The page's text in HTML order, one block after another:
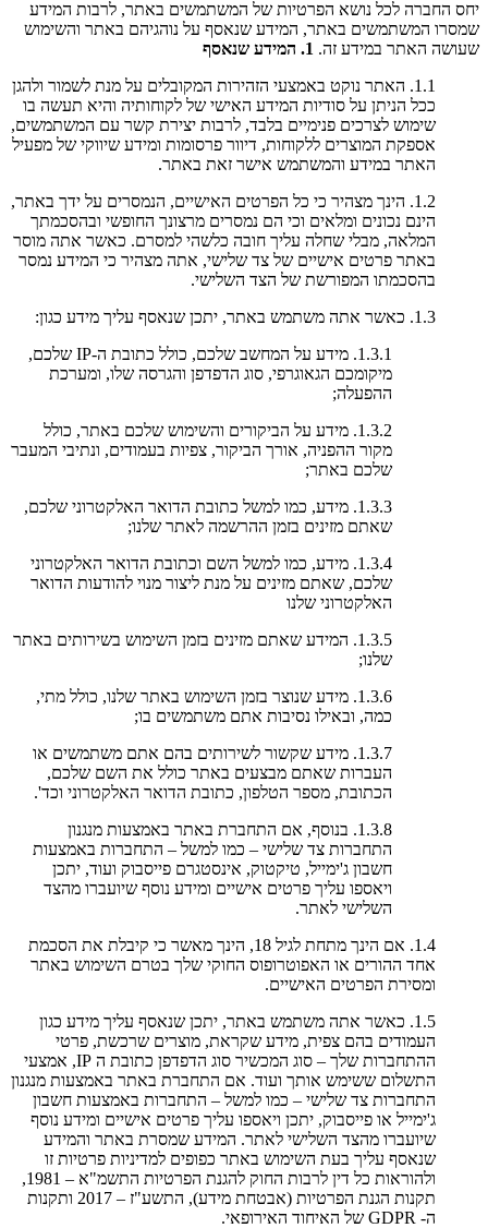
יחס החברה לכל נושא הפרטיות של המשתמשים באתר, לרבות המידע
שמסרו המשתמשים באתר, המידע שנאסף על נוהגיהם באתר והשימוש
שעושה האתר במידע זה. 1. המידע שנאסף
1.1. האתר נוקט באמצעי הזהירות המקובלים על מנת לשמור ולהגן
ככל הניתן על סודיות המידע האישי של לקוחותיה והיא תעשה בו
שימוש לצרכים פנימיים בלבד, לרבות יצירת קשר עם המשתמשים,
אספקת המוצרים ללקוחות, דיוור פרסומות ומידע שיווקי של מפעיל
האתר במידע והמשתמש אישר זאת באתר.
1.2. הינך מצהיר כי כל הפרטים האישיים, הנמסרים על ידך באתר,
הינם נכונים ומלאים וכי הם נמסרים מרצונך החופשי ובהסכמתך
המלאה, מבלי שחלה עליך חובה כלשהי למסרם. כאשר אתה מוסר
באתר פרטים אישיים של צד שלישי, אתה מצהיר כי המידע נמסר
בהסכמתו המפורשת של הצד השלישי.
1.3. כאשר אתה משתמש באתר, יתכן שנאסף עליך מידע כגון:
1.3.1. מידע על המחשב שלכם, כולל כתובת ה-IP שלכם,
מיקומכם הגאוגרפי, סוג הדפדפן והגרסה שלו, ומערכת
ההפעלה;
1.3.2. מידע על הביקורים והשימוש שלכם באתר, כולל
מקור ההפניה, אורך הביקור, צפיות בעמודים, ונתיבי המעבר
שלכם באתר;
1.3.3. מידע, כמו למשל כתובת הדואר האלקטרוני שלכם,
שאתם מזינים בזמן ההרשמה לאתר שלנו;
1.3.4. מידע, כמו למשל השם וכתובת הדואר האלקטרוני
שלכם, שאתם מזינים על מנת ליצור מנוי להודעות הדואר
האלקטרוני שלנו
1.3.5. המידע שאתם מזינים בזמן השימוש בשירותים באתר
שלנו;
1.3.6. מידע שנוצר בזמן השימוש באתר שלנו, כולל מתי,
כמה, ובאילו נסיבות אתם משתמשים בו;
1.3.7. מידע שקשור לשירותים בהם אתם משתמשים או
העברות שאתם מבצעים באתר כולל את השם שלכם,
הכתובת, מספר הטלפון, כתובת הדואר האלקטרוני וכד'.
1.3.8. בנוסף, אם התחברת באתר באמצעות מנגנון
התחברות צד שלישי – כמו למשל – התחברות באמצעות
חשבון ג'ימייל, טיקטוק, אינסטגרם פייסבוק ועוד, יתכן
ויאספו עליך פרטים אישיים ומידע נוסף שיועברו מהצד
השלישי לאתר.
1.4. אם הינך מתחת לגיל 18, הינך מאשר כי קיבלת את הסכמת
אחד ההורים או האפוטרופוס החוקי שלך בטרם השימוש באתר
ומסירת הפרטים האישיים.
1.5. כאשר אתה משתמש באתר, יתכן שנאסף עליך מידע כגון
העמודים בהם צפית, מידע שקראת, מוצרים שרכשת, פרטי
ההתחברות שלך – סוג המכשיר סוג הדפדפן כתובת ה IP, אמצעי
התשלום ששימש אותך ועוד. אם התחברת באתר באמצעות מנגנון
התחברות צד שלישי – כמו למשל – התחברות באמצעות חשבון
ג'ימייל או פייסבוק, יתכן ויאספו עליך פרטים אישיים ומידע נוסף
שיועברו מהצד השלישי לאתר. המידע שמסרת באתר והמידע
שנאסף עליך בעת השימוש באתר כפופים למדיניות פרטיות זו
ולהוראות כל דין לרבות החוק להגנת הפרטיות התשמ"א – 1981,
תקנות הגנת הפרטיות (אבטחת מידע), התשע"ז – 2017 ותקנות
ה- GDPR של האיחוד האירופאי.